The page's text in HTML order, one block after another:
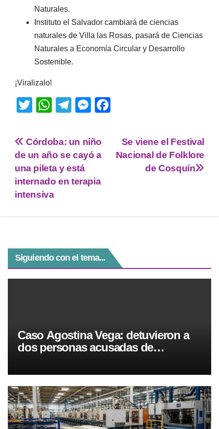
Naturales.
Instituto el Salvador cambiará de ciencias
naturales de Villa las Rosas, pasará de Ciencias
Naturales a Economía Circular y Desarrollo
Sostenible.
¡Viralizalo!
T
tt
er
W
at
s
A
p
p
T
e
gr
a
m
M
ss
e
g
e
Se viene el Festival
Nacional de Folklore
de Cosquín
Córdoba: un niño
de un año se cayó a
una pileta y está
internado en terapia
intensiva
Siguiendo con el tema...
Caso Agostina Vega: detuvieron a
dos personas acusadas de